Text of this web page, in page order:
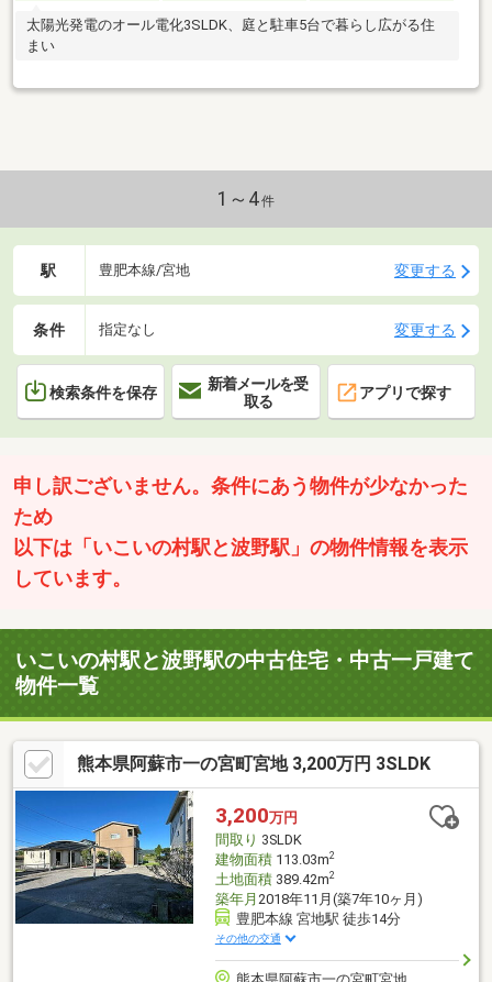
太陽光発電のオール電化3SLDK、庭と駐車5台で暮らし広がる住
まい
1～4件
駅 豊肥本線/宮地 変更する
条件 指定なし 変更する
検索条件を保存
新着メールを受
取る
アプリで探す
申し訳ございません。条件にあう物件が少なかった
ため
以下は「いこいの村駅と波野駅」の物件情報を表示
しています。
いこいの村駅と波野駅の中古住宅・中古一戸建て
物件一覧
熊本県阿蘇市一の宮町宮地 3,200万円 3SLDK
3,200万円
間取り 3SLDK
建物面積113.03m2
土地面積389.42m2
築年月 2018年11月(築7年10ヶ月)
豊肥本線 宮地駅 徒歩14分
その他の交通